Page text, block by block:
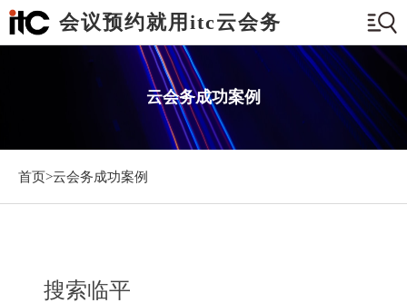
会议预约就用itc云会务
云会务成功案例
首页>云会务成功案例
搜索临平